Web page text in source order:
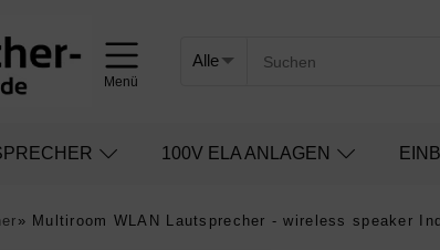
Menü
100V ELA ANLAGEN
» Multiroom WLAN Lautsprecher - wireless speaker